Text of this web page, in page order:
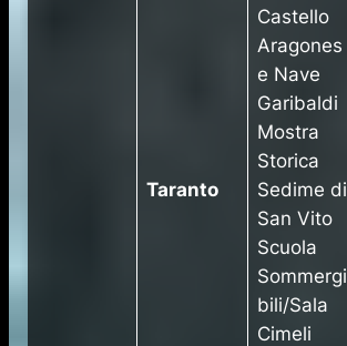
Taranto
Castello
Aragones
e Nave
Garibaldi
Mostra
Storica
Sedime di
San Vito
Scuola
Sommergi
bili/Sala
Cimeli